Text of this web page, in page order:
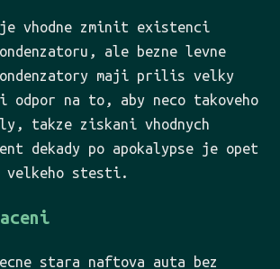
vhodne zminit existenci
ale bezne levne
maji prilis velky
odpor na to, aby neco takoveho
takze ziskani vhodnych
dekady po apokalypse je opet
velkeho stesti.
stara naftova auta bez